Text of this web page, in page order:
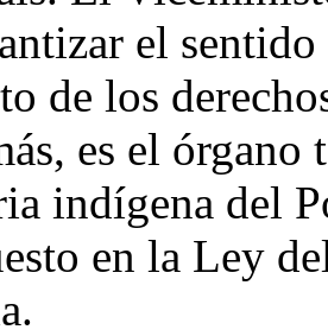
el
de los
es el órgano
indígena del
en la Ley